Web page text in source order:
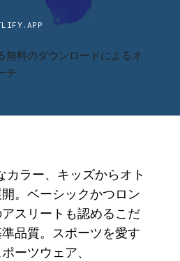
料のダウンロードによるオ
チ
カラー、キッズからオト
。ベーシックかつロン
スリートも認めるこだ
品質。スポーツを愛す
ーツウェア、